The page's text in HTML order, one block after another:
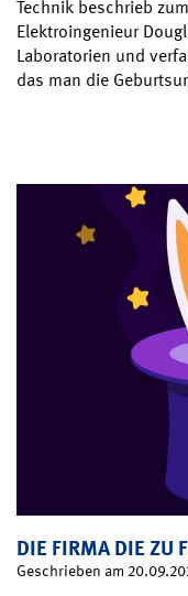
Technik beschrieb
Elektroingenieur
Laboratorien und
das man die
DIE FIRMA DIE ZU
Geschrieben am